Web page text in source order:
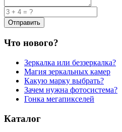
Что нового?
Зеркалка или беззеркалка?
Магия зеркальных камер
Какую марку выбрать?
Зачем нужна фотосистема?
Гонка мегапикселей
Каталог